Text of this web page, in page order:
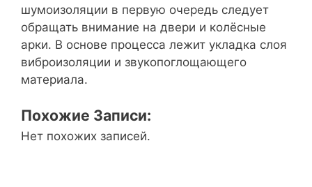
шумоизоляции в первую очередь следует
обращать внимание на двери и колёсные
арки. В основе процесса лежит укладка слоя
виброизоляции и звукопоглощающего
материала.
Похожие Записи:
Нет похожих записей.